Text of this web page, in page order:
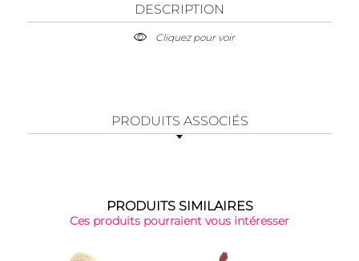
DESCRIPTION
Cliquez pour voir
PRODUITS ASSOCIÉS
PRODUITS SIMILAIRES
Ces produits pourraient vous intéresser